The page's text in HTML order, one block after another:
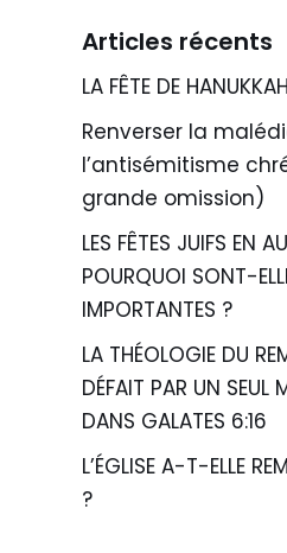
Articles récents
LA FÊTE DE HANUKKAH
Renverser la
l’antisémitisme
grande omission)
LES FÊTES JUIFS EN
POURQUOI SONT-
IMPORTANTES ?
LA THÉOLOGIE DU
DÉFAIT PAR UN SEUL
DANS GALATES 6:16
L’ÉGLISE A-T-ELLE
?